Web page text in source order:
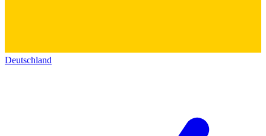
Deutschland